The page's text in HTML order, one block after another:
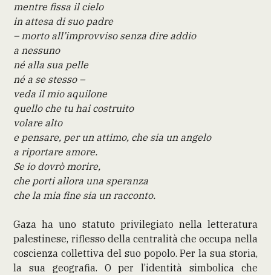
mentre fissa il cielo
in attesa di suo padre
– morto all’improvviso senza dire addio
a nessuno
né alla sua pelle
né a se stesso –
veda il mio aquilone
quello che tu hai costruito
volare alto
e pensare, per un attimo, che sia un angelo
a riportare amore.
Se io dovrò morire,
che porti allora una speranza
che la mia fine sia un racconto.
Gaza ha uno statuto privilegiato nella letteratura
palestinese, riflesso della centralità che occupa nella
coscienza collettiva del suo popolo. Per la sua storia,
la sua geografia. O per l’identità simbolica che